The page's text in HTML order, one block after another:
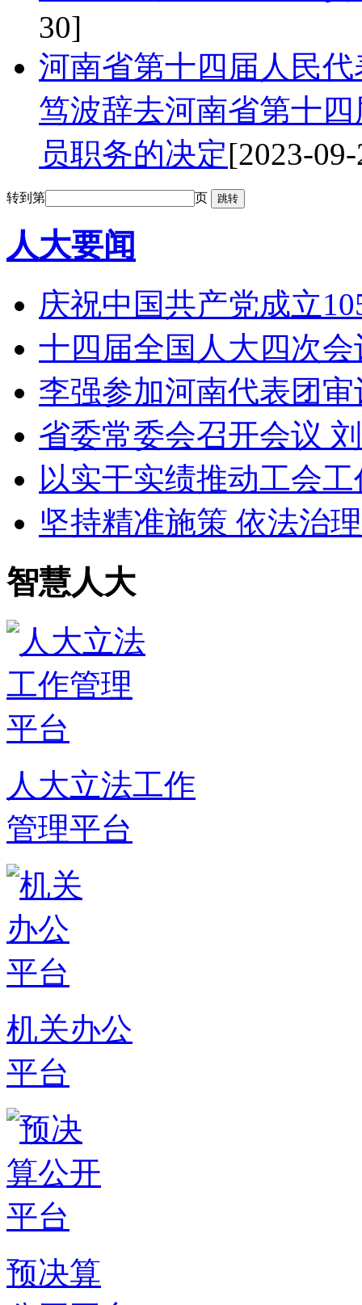
30]
河南省第十四届人民
笃波辞去河南省第十
员职务的决定[2023-
转到第 页
人大要闻
庆祝中国共产党成立
十四届全国人大四次
李强参加河南代表团审
省委常委会召开会议
以实干实绩推动工会
坚持精准施策 依法治
智慧人大
人大立法工作
管理平台
机关办公
平台
预决算